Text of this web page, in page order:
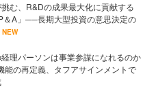
む、R&Dの成果最大化に貢献する
＆A」──長期大型投資の意思決定の
NEW
理パーソンは事業参謀になれるのか
の再定義、タフアサインメントで